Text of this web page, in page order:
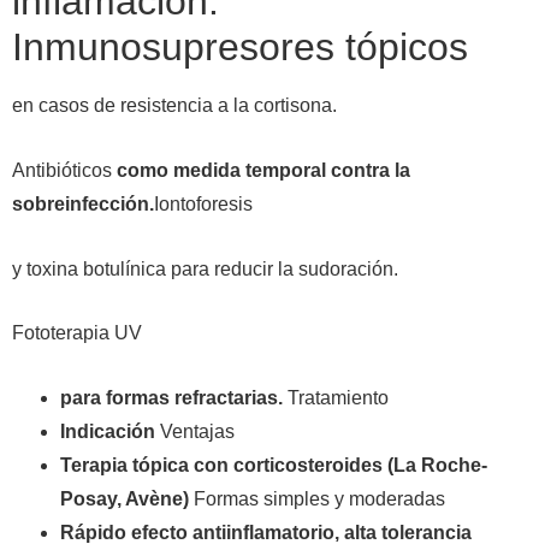
Inmunosupresores tópicos
en casos de resistencia a la cortisona.
Antibióticos como medida temporal contra la
sobreinfección. Iontoforesis
y toxina botulínica para reducir la sudoración.
Fototerapia UV
para formas refractarias. Tratamiento
Indicación Ventajas
Terapia tópica con corticosteroides (La Roche-
Posay, Avène) Formas simples y moderadas
Rápido efecto antiinflamatorio, alta tolerancia